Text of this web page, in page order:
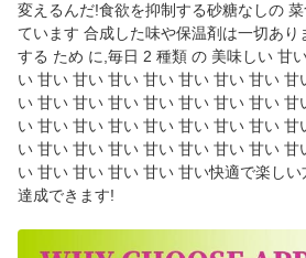
変えるんだ!食欲を抑制する砂糖なしの
ています 合成した味や保温剤は一切あ
する ため に,毎日 2 種類 の 美味しい 甘
い 甘い 甘い 甘い 甘い 甘い 甘い 甘い
い 甘い 甘い 甘い 甘い 甘い 甘い 甘い
い 甘い 甘い 甘い 甘い 甘い 甘い 甘い
い 甘い 甘い 甘い 甘い 甘い 甘い 甘い
い 甘い 甘い 甘い 甘い 甘い快適で楽し
達成できます!